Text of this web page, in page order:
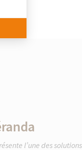
l’une des